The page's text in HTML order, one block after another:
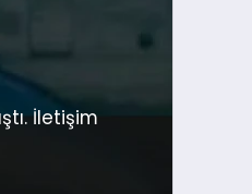
İletişim